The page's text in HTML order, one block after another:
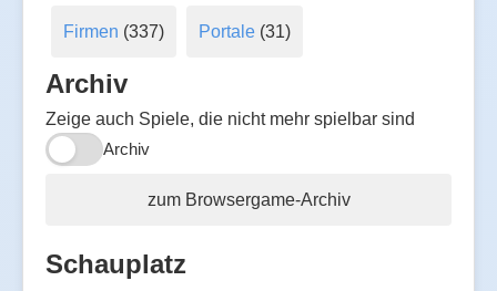
Firmen (337) Portale (31)
Archiv
Zeige auch Spiele, die nicht mehr spielbar sind
Archiv
zum Browsergame-Archiv
Schauplatz